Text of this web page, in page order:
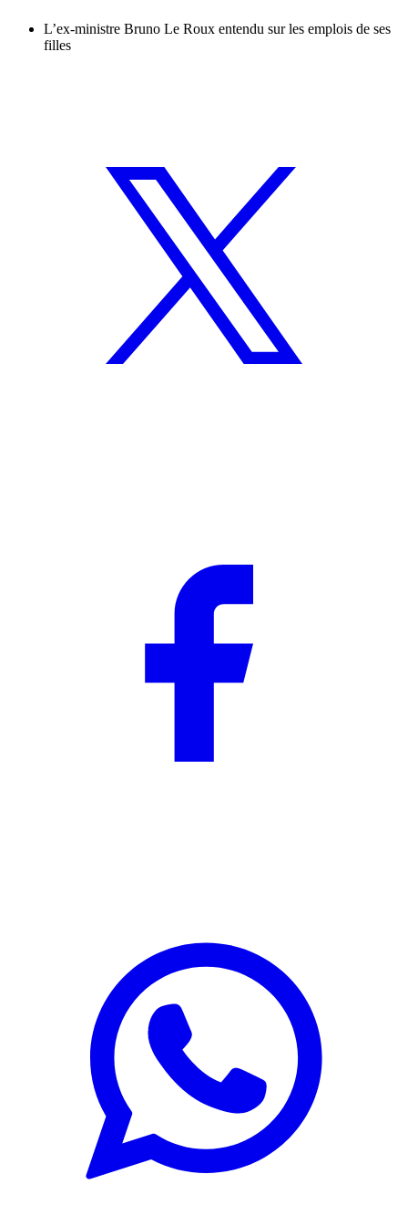
L’ex-ministre Bruno Le Roux entendu sur les emplois de ses
filles